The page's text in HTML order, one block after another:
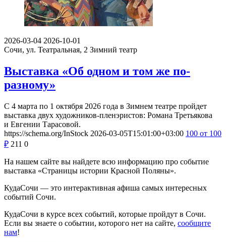
2026-03-04 2026-10-01
Сочи, ул. Театральная, 2 Зимний театр
Выставка «Об одном и том же по-
разному»
С 4 марта по 1 октября 2026 года в Зимнем театре пройдет
выставка двух художников-пленэристов: Романа Третьякова
и Евгении Тарасовой.
https://schema.org/InStock 2026-03-05T15:01:00+03:00 100 от 100
₽ 211 0
На нашем сайте вы найдете всю информацию про событие
выставка «Страницы истории Красной Поляны».
КудаСочи — это интерактивная афиша самых интересных
событий Сочи.
КудаСочи в курсе всех событий, которые пройдут в Сочи.
Если вы знаете о событии, которого нет на сайте, сообщите
нам!